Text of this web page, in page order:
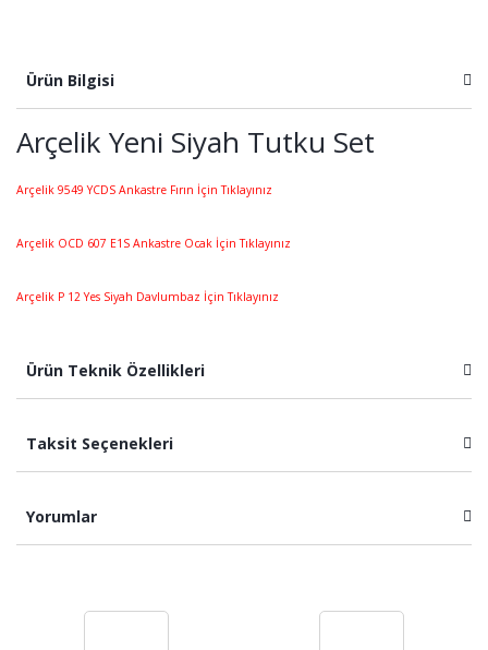
Ürün Bilgisi
Arçelik Yeni Siyah Tutku Set
Arçelik 9549 YCDS Ankastre Fırın İçin Tıklayınız
Arçelik OCD 607 E1S Ankastre Ocak İçin Tıklayınız
Arçelik P 12 Yes Siyah Davlumbaz İçin Tıklayınız
Ürün Teknik Özellikleri
Taksit Seçenekleri
Yorumlar